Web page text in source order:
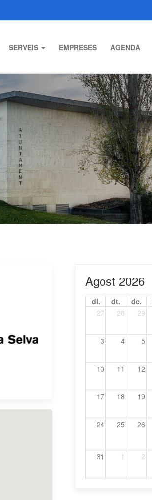
SERVEIS EMPRESES AGENDA
Agost 2026
dl. dt. dc.
27
28 29
3 4 5
10 11 12
17 18 19
24 25 26
31 1 2